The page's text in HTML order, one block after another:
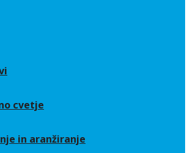
cvetje
in aranžiranje